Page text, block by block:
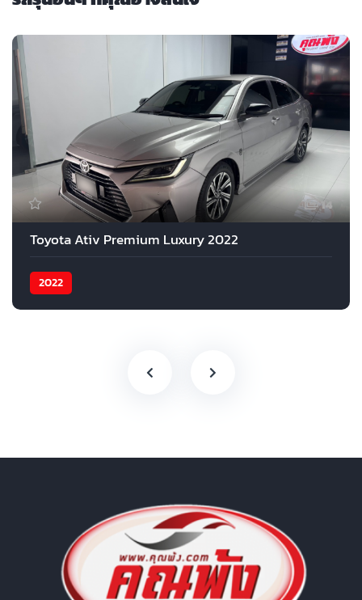
14
Toyota Ativ Premium Luxury 2022
2022